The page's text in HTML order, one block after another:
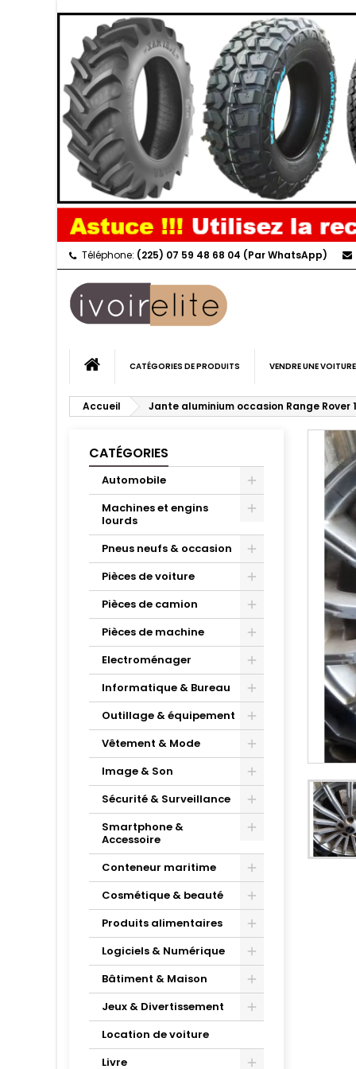
Téléphone: (225) 07 59 48 68 04 (Par WhatsApp)
CATÉGORIES DE PRODUITS VENDRE UNE VOITURE
Accueil Jante aluminium occasion Range Rover
CATÉGORIES
Automobile
Machines et engins
lourds
Pneus neufs & occasion
Pièces de voiture
Pièces de camion
Pièces de machine
Electroménager
Informatique & Bureau
Outillage & équipement
Vêtement & Mode
Image & Son
Sécurité & Surveillance
Smartphone &
Accessoire
Conteneur maritime
Cosmétique & beauté
Produits alimentaires
Logiciels & Numérique
Bâtiment & Maison
Jeux & Divertissement
Location de voiture
Livre